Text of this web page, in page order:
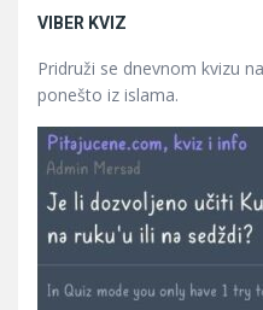
VIBER KVIZ
Pridruži se dnevnom kvizu
ponešto iz islama.